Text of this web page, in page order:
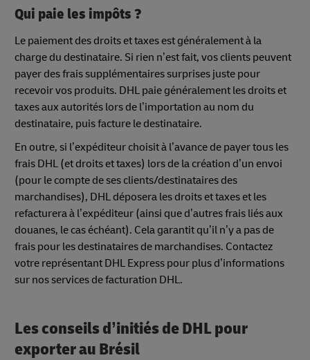
Qui paie les impôts ?
Le paiement des droits et taxes est généralement à la
charge du destinataire. Si rien n’est fait, vos clients peuvent
payer des frais supplémentaires surprises juste pour
recevoir vos produits. DHL paie généralement les droits et
taxes aux autorités lors de l’importation au nom du
destinataire, puis facture le destinataire.
En outre, si l’expéditeur choisit à l’avance de payer tous les
frais DHL (et droits et taxes) lors de la création d’un envoi
(pour le compte de ses clients/destinataires des
marchandises), DHL déposera les droits et taxes et les
refacturera à l’expéditeur (ainsi que d’autres frais liés aux
douanes, le cas échéant). Cela garantit qu’il n’y a pas de
frais pour les destinataires de marchandises. Contactez
votre représentant DHL Express pour plus d’informations
sur nos services de facturation DHL.
Les conseils d’initiés de DHL pour
exporter au Brésil